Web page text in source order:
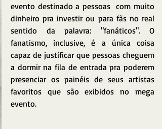
evento destinado a pessoas  com muito
dinheiro pra investir ou para fãs no real
sentido da palavra: "fanáticos". O
fanatismo, inclusive, é a única coisa
capaz de justificar que pessoas cheguem
a dormir na fila de entrada pra poderem
presenciar os painéis de seus artistas
favoritos que são exibidos no mega
evento.